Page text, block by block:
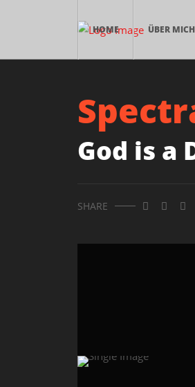
HOME ÜBER MICH
God is a
SHARE